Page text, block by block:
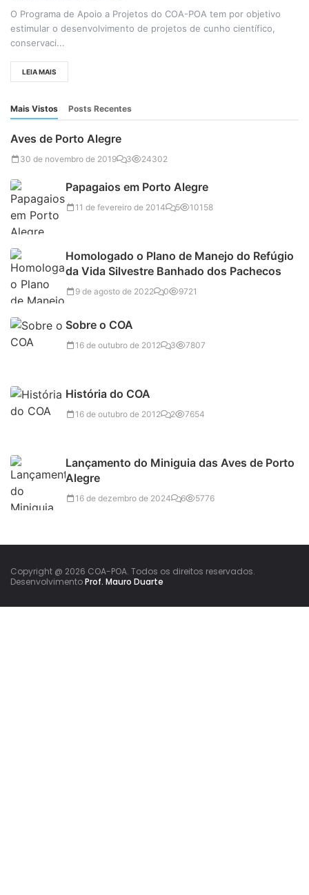
O Programa de Apoio a Projetos do COA-POA tem por objetivo
estimular o desenvolvimento de projetos de cunho científico,
conservaci...
LEIA MAIS
Mais Vistos Posts Recentes
Aves de Porto Alegre
30 de novembro de 2019 3 24302
Papagaios em Porto Alegre
11 de fevereiro de 2014 5 10158
Homologado o Plano de Manejo do Refúgio
da Vida Silvestre Banhado dos Pachecos
9 de agosto de 2022 0 9721
Sobre o COA
16 de outubro de 2012 3 7807
História do COA
16 de outubro de 2012 2 7654
Lançamento do Miniguia das Aves de Porto
Alegre
16 de dezembro de 2024 6 5776
Copyright @ 2026 COA-POA. Todos os direitos reservados.
DesenvolvimentoProf. Mauro Duarte